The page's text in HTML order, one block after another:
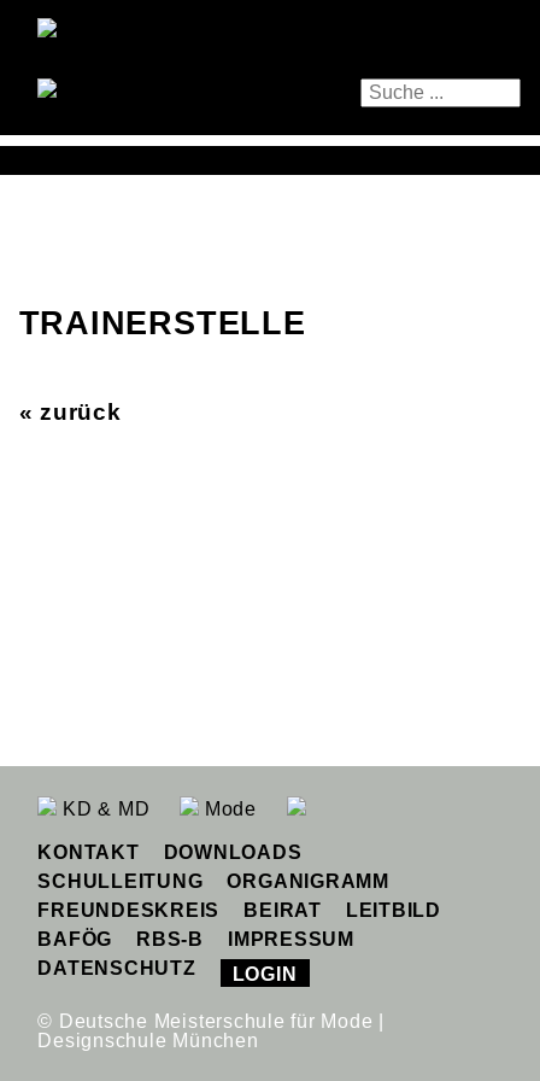
TRAINERSTELLE
« zurück
KD & MD Mode
KONTAKT
DOWNLOADS
SCHULLEITUNG
ORGANIGRAMM
FREUNDESKREIS
BEIRAT
LEITBILD
BAFÖG
RBS-B
IMPRESSUM
DATENSCHUTZ
LOGIN
© Deutsche Meisterschule für Mode |
Designschule München